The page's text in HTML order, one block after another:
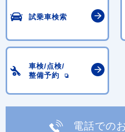
試乗車検索
車検/点検/
整備予約
電話での